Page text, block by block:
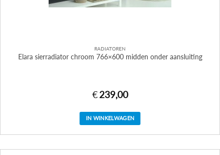
RADIATOREN
Elara sierradiator chroom 766×600 midden onder aansluiting
€ 239,00
IN WINKELWAGEN